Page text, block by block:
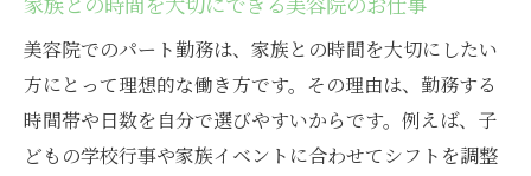
美容院でのパート勤務は、家族との時間を大切にしたい
方にとって理想的な働き方です。その理由は、勤務する
時間帯や日数を自分で選びやすいからです。例えば、子
どもの学校行事や家族イベントに合わせてシフトを調整